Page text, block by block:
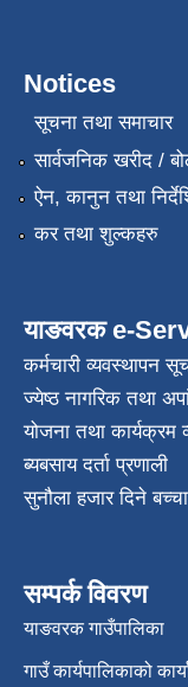
Notices
सूचना तथा समाचार
सार्वजनिक खरीद /
ऐन, कानुन तथा
कर तथा शुल्कहरु
याङवरक e-
कर्मचारी व्यवस्थापन
ज्येष्ठ नागरिक तथा
योजना तथा कार्यक्रम
ब्यबसाय दर्ता प्रणाली
सुनौला हजार दिने
सम्पर्क विवरण
याङवरक गाउँपालिका
गाउँ कार्यपालिकाको